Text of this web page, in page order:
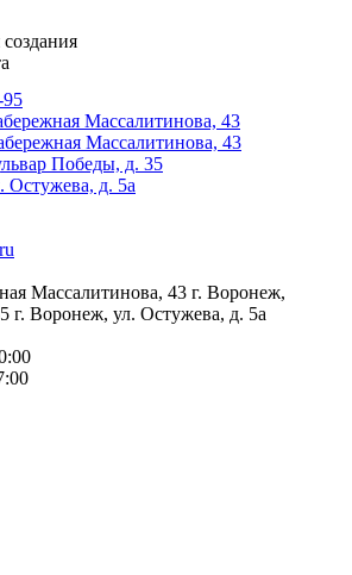
95
Массалитинова, 43
Массалитинова, 43
Победы, д. 35
Остужева, д. 5а
Массалитинова, 43 г. Воронеж,
г. Воронеж, ул. Остужева, д. 5а